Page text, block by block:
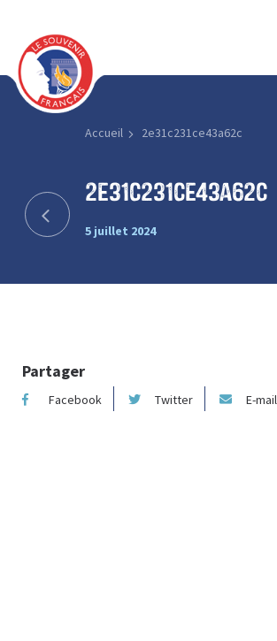
Accueil 2e31c231ce43a62c
2e31c231ce43a62c
5 juillet 2024
Partager
Facebook Twitter E-mail